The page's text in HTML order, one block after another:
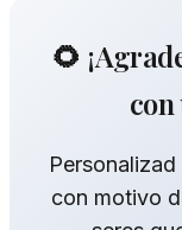
🌻
con motivo